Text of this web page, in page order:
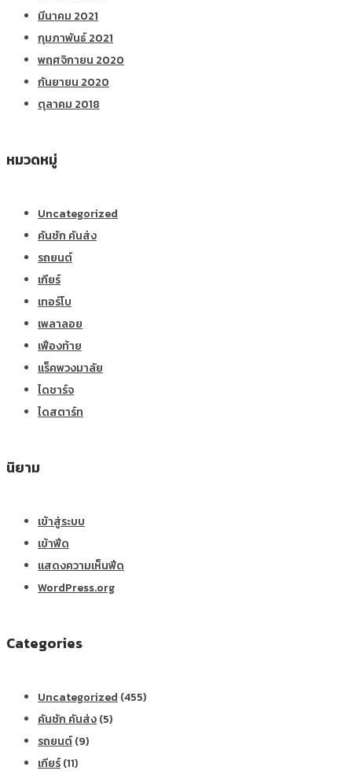
มีนาคม 2021
กุมภาพันธ์ 2021
พฤศจิกายน 2020
กันยายน 2020
ตุลาคม 2018
หมวดหมู่
Uncategorized
คันชัก คันส่ง
รถยนต์
เกียร์
เทอร์โบ
เพลาลอย
เฟืองท้าย
แร็คพวงมาลัย
ไดชาร์จ
ไดสตาร์ท
นิยาม
เข้าสู่ระบบ
เข้าฟีด
แสดงความเห็นฟีด
WordPress.org
Categories
Uncategorized (455)
คันชัก คันส่ง(5)
รถยนต์(9)
เกียร์(11)